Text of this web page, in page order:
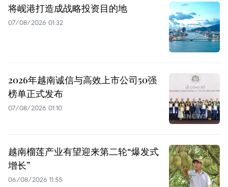
将岘港打造成战略投资目的地
07/08/2026 01:32
2026年越南诚信与高效上市公司50强
榜单正式发布
07/08/2026 01:10
越南榴莲产业有望迎来第二轮“爆发式
增长”
06/08/2026 11:55